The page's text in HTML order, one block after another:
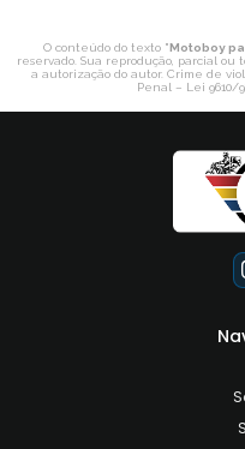
O conteúdo do texto "Motoboy
reservado. Sua reprodução, parcial ou
a autorização do autor. Crime de
Penal – Lei 9610/